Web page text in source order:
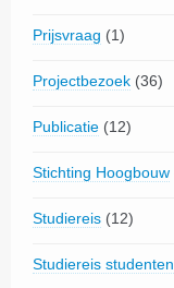
Prijsvraag (1)
Projectbezoek (36)
Publicatie (12)
Stichting Hoogbouw
Studiereis (12)
Studiereis studenten